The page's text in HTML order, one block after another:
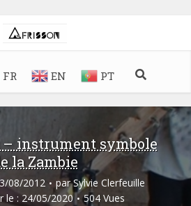
FR EN PT
instrument symbole
la Zambie
08/2012 par Sylvie Clerfeuille
le : 24/05/2020
504 Vues